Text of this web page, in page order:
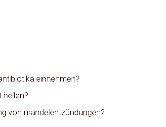
einnehmen?
heilen?
von mandelentzündungen?